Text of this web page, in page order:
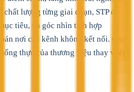
lượng từng giai đoạn, STP để
tiêu, và góc nhìn tích hợp
nơi các kênh không kết nối. Chọn
thực của thương hiệu thay vì ép